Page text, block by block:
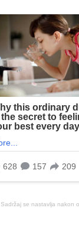
Sadržaj se nastavlja nakon